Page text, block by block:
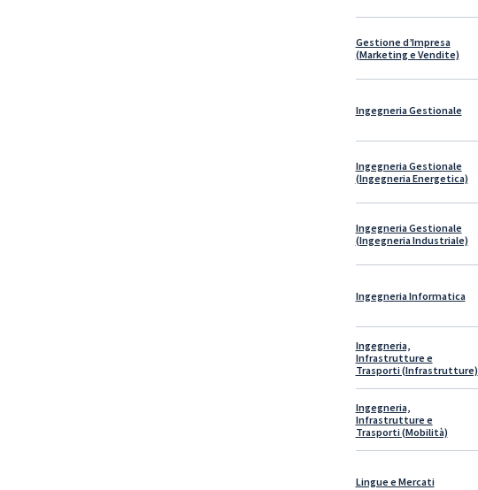
Gestione d’Impresa
(Marketing e Vendite)
Ingegneria Gestionale
Ingegneria Gestionale
(Ingegneria Energetica)
Ingegneria Gestionale
(Ingegneria Industriale)
Ingegneria Informatica
Ingegneria,
Infrastrutture e
Trasporti (Infrastrutture)
Ingegneria,
Infrastrutture e
Trasporti (Mobilità)
Lingue e Mercati